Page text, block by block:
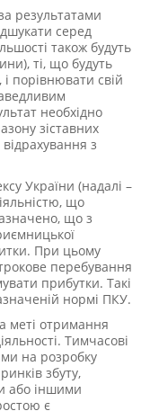
результатами
серед
також будуть
ті, що будуть
порівнювати свій
необхідно
зіставних
з
України (надалі –
що
що з
При цьому
перебування
прибутки. Такі
нормі ПКУ.
меті отримання
Тимчасові
на розробку
збуту,
або іншими
є